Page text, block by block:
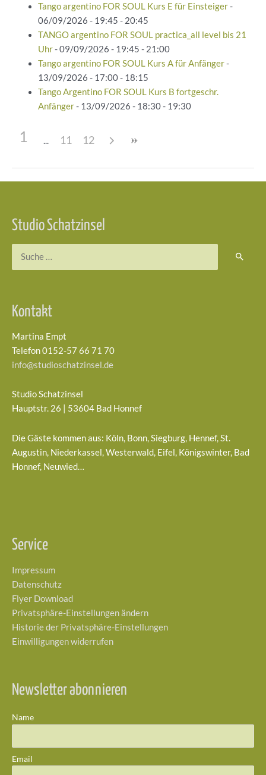
Tango argentino FOR SOUL Kurs E für Einsteiger-
06/09/2026 - 19:45 - 20:45
TANGO argentino FOR SOUL practica_all level bis 21
Uhr- 09/09/2026 - 19:45 - 21:00
Tango argentino FOR SOUL Kurs A für Anfänger-
13/09/2026 - 17:00 - 18:15
Tango Argentino FOR SOUL Kurs B fortgeschr.
Anfänger- 13/09/2026 - 18:30 - 19:30
1 11 12
Studio Schatzinsel
Kontakt
Martina Empt
Telefon 0152-57 66 71 70
info@studioschatzinsel.de
Studio Schatzinsel
Hauptstr. 26 | 53604 Bad Honnef
Die Gäste kommen aus: Köln, Bonn, Siegburg, Hennef, St.
Augustin, Niederkassel, Westerwald, Eifel, Königswinter, Bad
Honnef, Neuwied…
Service
Impressum
Datenschutz
Flyer Download
Privatsphäre-Einstellungen ändern
Historie der Privatsphäre-Einstellungen
Einwilligungen widerrufen
Newsletter abonnieren
Name
Email